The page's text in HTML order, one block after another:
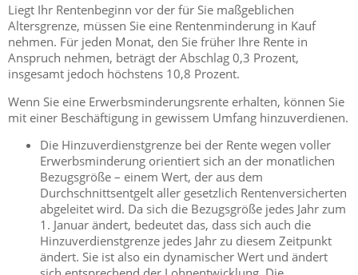
Liegt Ihr Rentenbeginn vor der für Sie maßgeblichen
Altersgrenze, müssen Sie eine Rentenminderung in Kauf
nehmen. Für jeden Monat, den Sie früher Ihre Rente in
Anspruch nehmen, beträgt der Abschlag 0,3 Prozent,
insgesamt jedoch höchstens 10,8 Prozent.
Wenn Sie eine Erwerbsminderungsrente erhalten, können Sie
mit einer Beschäftigung in gewissem Umfang hinzuverdienen.
Die Hinzuverdienstgrenze bei der Rente wegen voller
Erwerbsminderung orientiert sich an der monatlichen
Bezugsgröße – einem Wert, der aus dem
Durchschnittsentgelt aller gesetzlich Rentenversicherten
abgeleitet wird. Da sich die Bezugsgröße jedes Jahr zum
1. Januar ändert, bedeutet das, dass sich auch die
Hinzuverdienstgrenze jedes Jahr zu diesem Zeitpunkt
ändert. Sie ist also ein dynamischer Wert und ändert